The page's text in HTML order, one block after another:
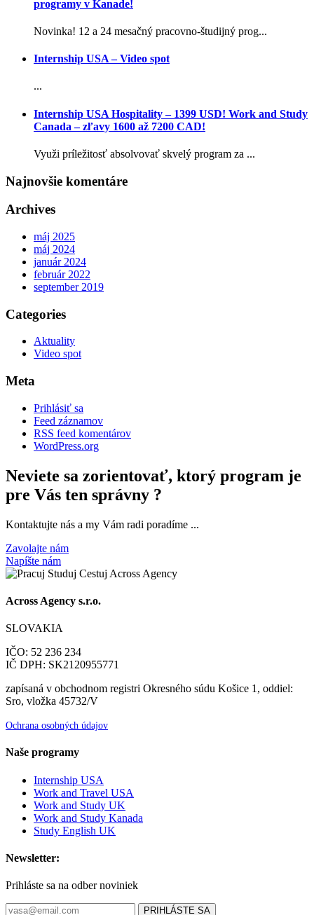
programy v Kanade!
Novinka! 12 a 24 mesačný pracovno-študijný prog...
Internship USA – Video spot
...
Internship USA Hospitality – 1399 USD! Work and Study
Canada – zľavy 1600 až 7200 CAD!
Využi príležitosť absolvovať skvelý program za ...
Najnovšie komentáre
Archives
máj 2025
máj 2024
január 2024
február 2022
september 2019
Categories
Aktuality
Video spot
Meta
Prihlásiť sa
Feed záznamov
RSS feed komentárov
WordPress.org
Neviete sa zorientovať, ktorý program je
pre Vás ten správny ?
Kontaktujte nás a my Vám radi poradíme ...
Zavolajte nám
Napíšte nám
Across Agency s.r.o.
SLOVAKIA
IČO: 52 236 234
IČ DPH: SK2120955771
zapísaná v obchodnom registri Okresného súdu Košice 1, oddiel:
Sro, vložka 45732/V
Ochrana osobných údajov
Naše programy
Internship USA
Work and Travel USA
Work and Study UK
Work and Study Kanada
Study English UK
Newsletter:
Prihláste sa na odber noviniek
PRIHLÁSTE SA